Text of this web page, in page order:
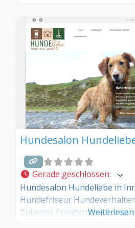
Sie Ihre Erfahrungen über die
Kommentarfunktion unten
Hundebesitzer/innen!
Hundesalon
Gerade geschlossen:
Hundesalon Hundeliebe in
Hundefriseur
Zubehör Ernährungs-